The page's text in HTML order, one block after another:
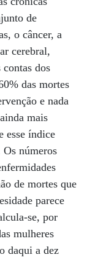
de
o câncer, a
cerebral,
dos
das mortes
e nada
mais
esse índice
números
de mortes que
parece
se, por
mulheres
daqui a dez